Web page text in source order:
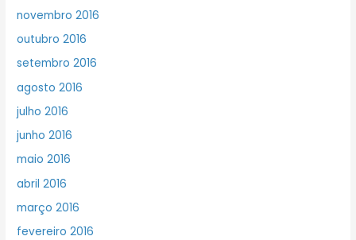
novembro 2016
outubro 2016
setembro 2016
agosto 2016
julho 2016
junho 2016
maio 2016
abril 2016
março 2016
fevereiro 2016